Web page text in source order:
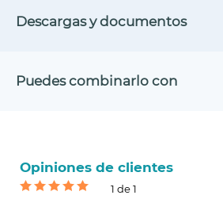
Descargas y documentos
Puedes combinarlo con
Opiniones de clientes
1 de 1